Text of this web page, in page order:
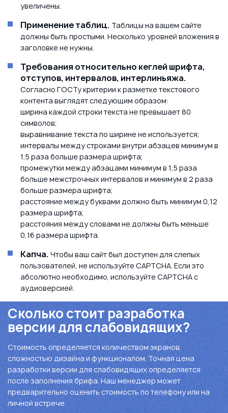
увеличены.
Применение таблиц. Таблицы на вашем сайте
должны быть простыми. Несколько уровней вложения в
заголовке не нужны.
Требования относительно кеглей шрифта,
отступов, интервалов, интерлиньяжа.
Согласно ГОСТу критерии к разметке текстового
контента выглядят следующим образом:
ширина каждой строки текста не превышает 80
символов;
выравнивание текста по ширине не используется;
интервалы между строками внутри абзацев минимум в
1,5 раза больше размера шрифта;
промежутки между абзацами минимум в 1,5 раза
больше межстрочных интервалов и минимум в 2 раза
больше размера шрифта;
расстояние между буквами должно быть минимум 0,12
размера шрифта;
расстояния между словами не должны быть меньше
0,16 размера шрифта.
Капча. Чтобы ваш сайт был доступен для слепых
пользователей, не используйте CAPTCHA. Если это
абсолютно необходимо, используйте CAPTCHA с
аудиоверсией.
Сколько стоит разработка
версии для слабовидящих?
Стоимость определяется количеством экранов,
сложностью дизайна и функционалом. Точная цена
разработки версии для слабовидящих определяется
после заполнения брифа. Наш менеджер может
предварительно оценить стоимость по телефону или на
личной встрече.